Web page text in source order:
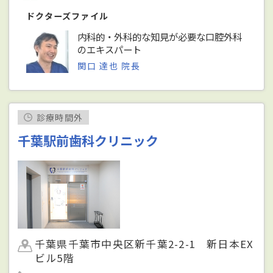
ドクターズファイル
内科的・外科的な知見が必要な口腔外科
のエキスパート
関口 達也 院長
診療時間外
千葉駅前歯科クリニック
千葉県千葉市中央区新千葉2-2-1 新日本EX
ビル5階